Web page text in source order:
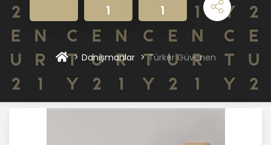
1 1
Danışmanlar Türker Güvenen